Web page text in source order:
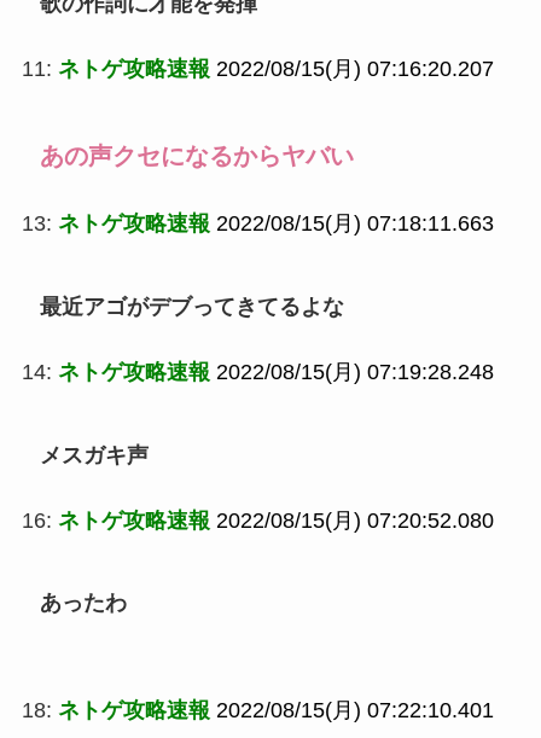
11: ネトゲ攻略速報 2022/08/15(月) 07:16:20.207
あの声クセになるからヤバい
13: ネトゲ攻略速報 2022/08/15(月) 07:18:11.663
最近アゴがデブってきてるよな
14: ネトゲ攻略速報 2022/08/15(月) 07:19:28.248
メスガキ声
16: ネトゲ攻略速報 2022/08/15(月) 07:20:52.080
あったわ
18: ネトゲ攻略速報 2022/08/15(月) 07:22:10.401